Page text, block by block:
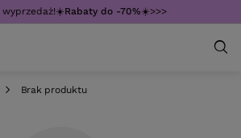
wyprzedaż!☀️Rabaty do -70%☀️>>>
Brak produktu